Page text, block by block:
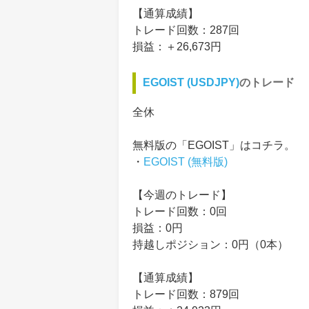
【通算成績】
トレード回数：287回
損益：＋26,673円
EGOIST (USDJPY)のトレード
全休
無料版の「EGOIST」はコチラ。
・ EGOIST (無料版)
【今週のトレード】
トレード回数：0回
損益：0円
持越しポジション：0円（0本）
【通算成績】
トレード回数：879回